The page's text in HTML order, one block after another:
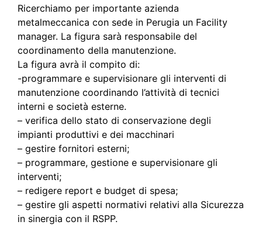
Ricerchiamo per importante azienda
metalmeccanica con sede in Perugia un Facility
manager. La figura sarà responsabile del
coordinamento della manutenzione.
La figura avrà il compito di:
-programmare e supervisionare gli interventi di
manutenzione coordinando l’attività di tecnici
interni e società esterne.
– verifica dello stato di conservazione degli
impianti produttivi e dei macchinari
– gestire fornitori esterni;
– programmare, gestione e supervisionare gli
interventi;
– redigere report e budget di spesa;
– gestire gli aspetti normativi relativi alla Sicurezza
in sinergia con il RSPP.